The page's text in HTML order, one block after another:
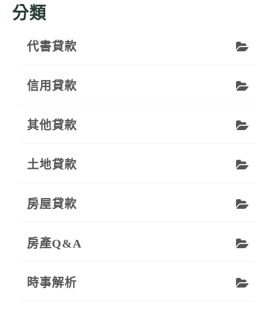
分類
代書貸款
信用貸款
其他貸款
土地貸款
房屋貸款
房產Q&A
時事解析